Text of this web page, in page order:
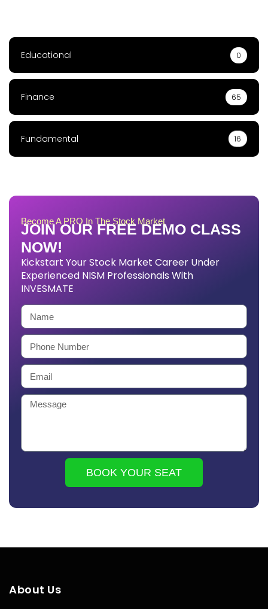
Educational 0
Finance 65
Fundamental 16
Become A PRO In The Stock Market
JOIN OUR FREE DEMO CLASS
NOW!
Kickstart Your Stock Market Career Under
Experienced NISM Professionals With
INVESMATE
BOOK YOUR SEAT
About Us